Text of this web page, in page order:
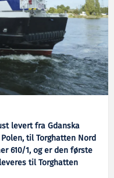
levert fra Gdanska
til Torghatten Nord
610/1, og er den første
til Torghatten